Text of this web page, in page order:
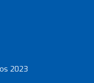
2023